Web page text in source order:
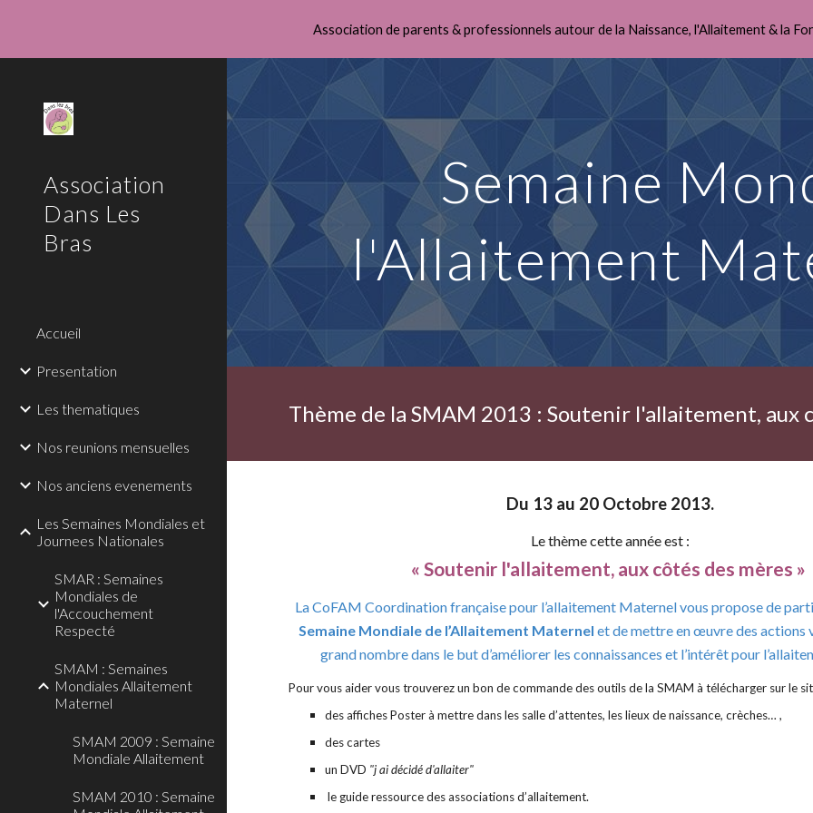
Skip to main content Skip to
Association de parents & professionnels autour de la Naissance, l'Allaitement & la
Association
Dans Les
Bras
Accueil
Presentation
Les thematiques
Nos reunions mensuelles
Nos anciens evenements
Les Semaines Mondiales et
Journees Nationales
SMAR : Semaines
Mondiales de
l'Accouchement
Respecté
SMAM : Semaines
Mondiales Allaitement
Maternel
SMAM 2009 : Semaine
Mondiale Allaitement
SMAM 2010 : Semaine
Semaine
l'Allaitement
Thème de laSMAM 2013 :Soutenir l'allaitement, aux
Du 13 au 20 Octobre 2013.
Le thème cette année est :
« Soutenir l'allaitement, aux côtés des mères »
La CoFAM Coordination française pour l’allaitement Maternel vous propose de
Semaine Mondiale de l’Allaitement Maternel et de mettre en œuvre des actions
grand nombre dans le but d’améliorer les connaissances et l’intérêt pour
Pour vous aider vous trouverez un bon de commande des outils de la SMAM à télécharger sur le
des affiches Poster à mettre dans les salle d’attentes, les lieux de naissance, crèches… ,
des cartes
un DVD "j ai décidé d'allaiter"
le guide ressource des associations d’allaitement.